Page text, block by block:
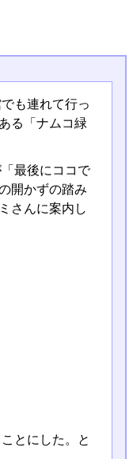
も連れて行っ
る「ナムコ緑
最後にココで
開かずの踏み
さんに案内し
とにした。と